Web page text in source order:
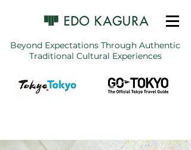
Beyond Expectations Through Authentic
Traditional Cultural Experiences